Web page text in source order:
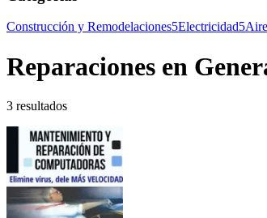
Construcción y Remodelaciones5Electricidad5
Reparaciones en
3 resultados